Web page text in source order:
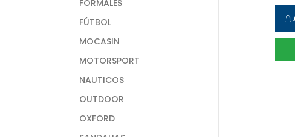
FORMALES
FÚTBOL
MOCASIN
MOTORSPORT
NAUTICOS
OUTDOOR
OXFORD